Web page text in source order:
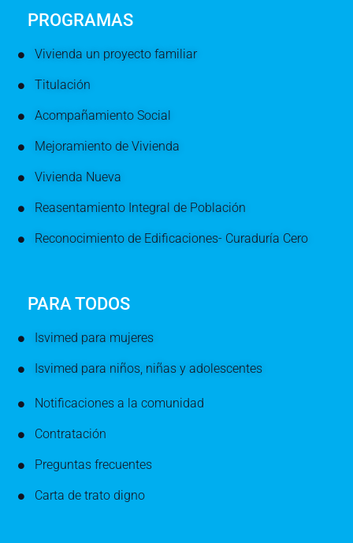
PROGRAMAS
Vivienda un proyecto familiar
Titulación
Acompañamiento Social
Mejoramiento de Vivienda
Vivienda Nueva
Reasentamiento Integral de Población
Reconocimiento de Edificaciones- Curaduría Cero
PARA TODOS
Isvimed para mujeres
Isvimed para niños, niñas y adolescentes
Notificaciones a la comunidad
Contratación
Preguntas frecuentes
Carta de trato digno